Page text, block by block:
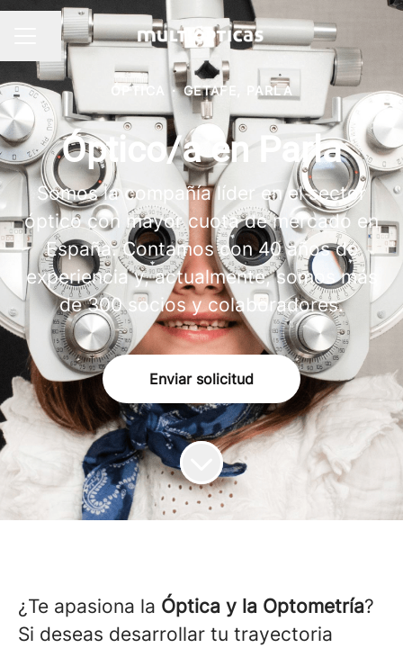
MENÚ DE EMPLEO
Compartir página
ÓPTICA · GETAFE, PARLA
Óptico/a en Parla
Somos la compañía líder en el sector
óptico con mayor cuota de mercado en
España. Contamos con 40 años de
experiencia y, actualmente, somos más
de 300 socios y colaboradores.
Enviar solicitud
¿Te apasiona la Óptica y la Optometría?
Si deseas desarrollar tu trayectoria